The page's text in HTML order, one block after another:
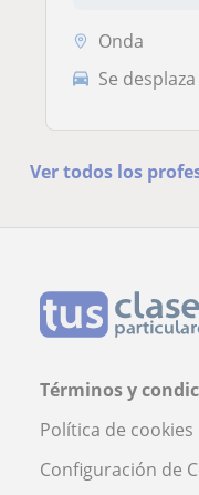
Onda
Se
Ver todos los
Términos y
Política de cookies
Configuración de